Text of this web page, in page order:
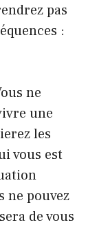
pas
:
ne
une
les
vous est
ne pouvez
de vous